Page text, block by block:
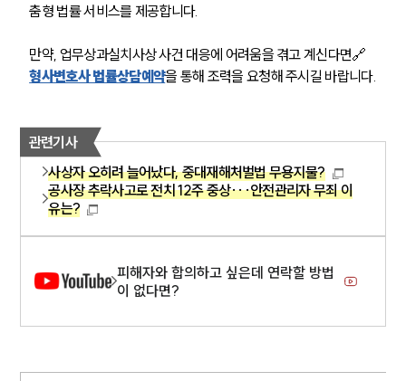
춤형 법률 서비스를 제공합니다.
만약, 업무상과실치사상 사건 대응에 어려움을 겪고 계신다면🔗
형사변호사 법률상담예약을 통해 조력을 요청해 주시길 바랍니다.
관련기사
사상자 오히려 늘어났다, 중대재해처벌법 무용지물?
공사장 추락사고로 전치 12주 중상···안전관리자 무죄 이
유는?
피해자와 합의하고 싶은데 연락할 방법
이 없다면?